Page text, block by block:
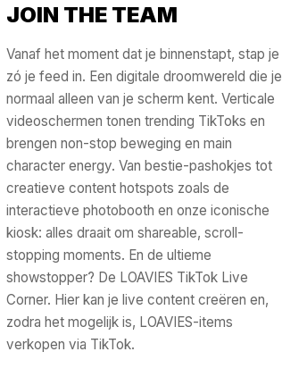
JOIN THE TEAM
Vanaf het moment dat je binnenstapt, stap je
zó je feed in. Een digitale droomwereld die je
normaal alleen van je scherm kent. Verticale
videoschermen tonen trending TikToks en
brengen non-stop beweging en main
character energy. Van bestie-pashokjes tot
creatieve content hotspots zoals de
interactieve photobooth en onze iconische
kiosk: alles draait om shareable, scroll-
stopping moments. En de ultieme
showstopper? De LOAVIES TikTok Live
Corner. Hier kan je live content creëren en,
zodra het mogelijk is, LOAVIES-items
verkopen via TikTok.